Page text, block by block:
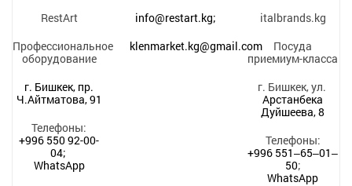
RestArt
Профессиональное
оборудование
г. Бишкек, пр.
Ч.Айтматова, 91
Телефоны:
+996 550 92-00-
04;
WhatsApp
info@restart.kg;
klenmarket.kg@gmail.com
italbrands.kg
Посуда
приемиум-класса
г. Бишкек, ул.
Арстанбека
Дуйшеева, 8
Телефоны:
+996 551‒65‒01‒
50;
WhatsApp